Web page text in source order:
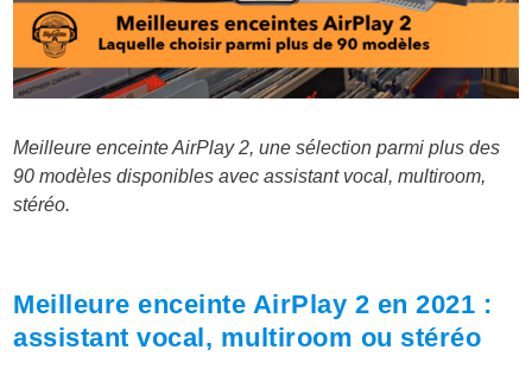
Meilleure enceinte AirPlay 2, une sélection parmi plus des
90 modèles disponibles avec assistant vocal, multiroom,
stéréo.
Meilleure enceinte AirPlay 2 en 2021 :
assistant vocal, multiroom ou stéréo